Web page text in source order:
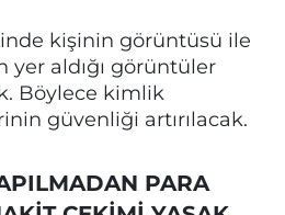
kişinin görüntüsü ile
aldığı görüntüler
Böylece kimlik
güvenliği artırılacak.
PARA